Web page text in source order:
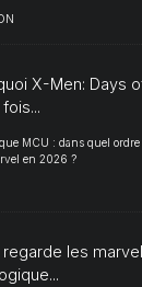
X-Men: Days
MCU : dans quel ordre
en 2026 ?
regarde les